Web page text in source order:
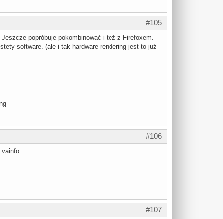
#105
popróbuje pokombinować i też z Firefoxem.
software. (ale i tak hardware rendering jest to już
#106
vainfo.
#107